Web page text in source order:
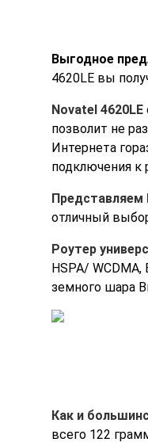
Выгодное
4620LE вы
Novatel 4620LE
позволит не
Интернета
подключения к
отличный
Роутер
HSPA/ WCDMA,
земного шара
Как и
всего 122